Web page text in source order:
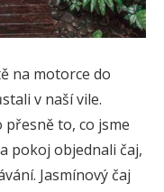
na motorce do
v naší vile.
to, co jsme
pokoj objednali čaj,
Jasmínový čaj